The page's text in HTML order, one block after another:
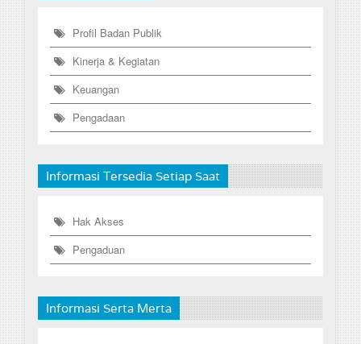
Profil Badan Publik
Kinerja & Kegiatan
Keuangan
Pengadaan
Informasi Tersedia Setiap Saat
Hak Akses
Pengaduan
Informasi Serta Merta